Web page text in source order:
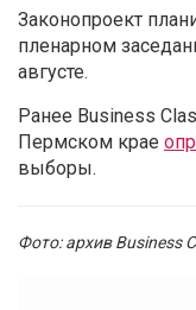
Законопроект
пленарном
августе.
Ранее Business
Пермском крае
выборы.
Фото: архив Business